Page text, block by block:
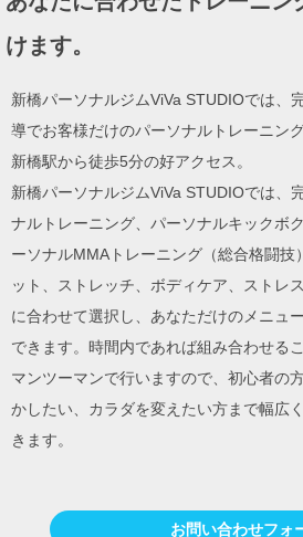
けます。
新橋パーソナルジムViVa STUDIOでは、
導でお客様だけのパーソナルトレーニン
新橋駅から徒歩5分の好アクセス。
新橋パーソナルジムViVa STUDIOでは、
ナルトレーニング、パーソナルキックボ
ーソナルMMAトレーニング（総合格闘技
ット、ストレッチ、ボディケア、ストレ
に合わせて選択し、あなただけのメニュ
できます。時間内であれば組み合わせる
マンツーマンで行いますので、初心者の
かしたい、カラダを変えたい方まで幅広
きます。
お問い合わせフォ